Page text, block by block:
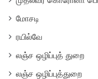
மோசடி
ரயில்வே
லஞ்ச ஒழிப்புத் துறை
லஞ்ச ஒழிப்புத்துறை